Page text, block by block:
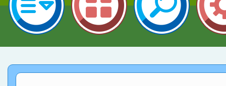
指導老師林老師
賽 劉文瑛教師榮獲教
臺灣台語-第二名
賀！本校參與2026世
市賽榮獲科學小創客佳
創客第三名。
賀！本校參加桃園市中
賽 洪綺君教師榮獲社
賀！本校阿巴斯O蜜、